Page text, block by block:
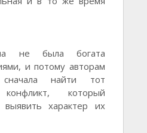
не была богата
и потому авторам
найти тот
конфликт, который
характер их